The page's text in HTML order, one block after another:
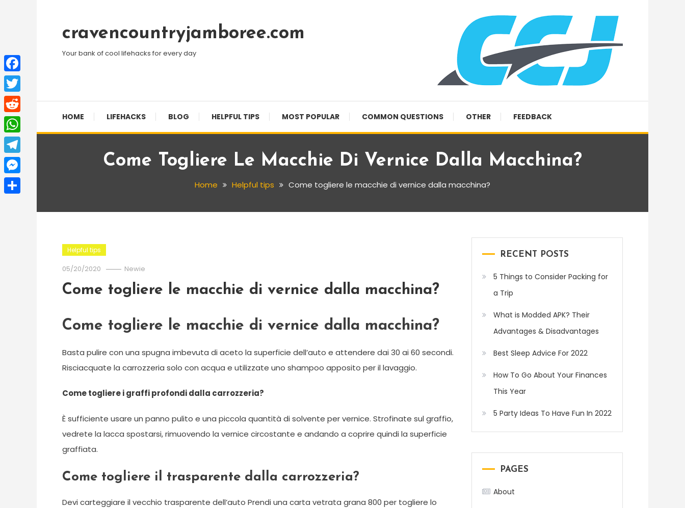
Contentcravencountryjamboree.com
Your bank of cool lifehacks for every day
HOME LIFEHACKS BLOG HELPFUL TIPS MOST POPULAR COMMON QUESTIONS OTHER FEEDBACK
Come Togliere Le Macchie Di Vernice Dalla Macchina?
Home Helpful tips Come togliere le macchie di vernice dalla macchina?
Helpful tips
05/20/2020 Newie
Come togliere le macchie di vernice dalla macchina?
Come togliere le macchie di vernice dalla macchina?
Basta pulire con una spugna imbevuta di aceto la superficie dell’auto e attendere dai 30 ai 60 secondi.
Risciacquate la carrozzeria solo con acqua e utilizzate uno shampoo apposito per il lavaggio.
Come togliere i graffi profondi dalla carrozzeria?
È sufficiente usare un panno pulito e una piccola quantità di solvente per vernice. Strofinate sul graffio,
vedrete la lacca spostarsi, rimuovendo la vernice circostante e andando a coprire quindi la superficie
graffiata.
Come togliere il trasparente dalla carrozzeria?
Devi carteggiare il vecchio trasparente dell’auto Prendi una carta vetrata grana 800 per togliere lo
RECENT POSTS
5 Things to Consider Packing for
a Trip
What is Modded APK? Their
Advantages & Disadvantages
Best Sleep Advice For 2022
How To Go About Your Finances
This Year
5 Party Ideas To Have Fun In 2022
PAGES
About
Facebook
Twitter
Reddit
WhatsApp
Telegram
Messenger